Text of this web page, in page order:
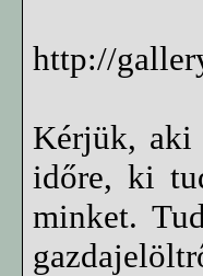
http://
Kérjük, aki
időre, ki
minket.